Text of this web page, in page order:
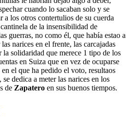
cuando lo sacaban solo y se
a los otros contertulios de su cuerda
de la insensibilidad de
guerras, no como él, que había estao a
narices en el frente, las carcajadas
la solidaridad que merece 1 tipo de los
en Suiza que en vez de ocuparse
el que ha pedido el voto, resultaos
dedica a meter las narices en los
de Zapatero en sus buenos tiempos.